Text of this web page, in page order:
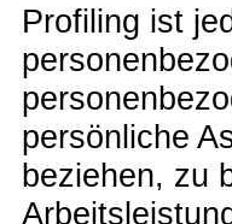
Profiling ist
persönliche
beziehen, zu